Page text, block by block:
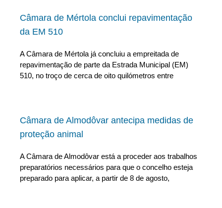
Câmara de Mértola conclui repavimentação
da EM 510
A Câmara de Mértola já concluiu a empreitada de
repavimentação de parte da Estrada Municipal (EM)
510, no troço de cerca de oito quilómetros entre
Câmara de Almodôvar antecipa medidas de
proteção animal
A Câmara de Almodôvar está a proceder aos trabalhos
preparatórios necessários para que o concelho esteja
preparado para aplicar, a partir de 8 de agosto,